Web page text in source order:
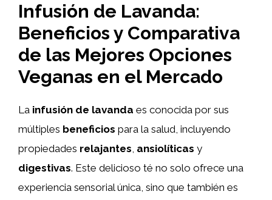
Infusión de Lavanda:
Beneficios y Comparativa
de las Mejores Opciones
Veganas en el Mercado
La infusión de lavanda es conocida por sus
múltiples beneficios para la salud, incluyendo
propiedades relajantes, ansiolíticas y
digestivas. Este delicioso té no solo ofrece una
experiencia sensorial única, sino que también es